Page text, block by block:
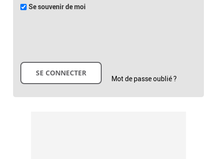
Se souvenir de moi
Mot de passe oublié ?